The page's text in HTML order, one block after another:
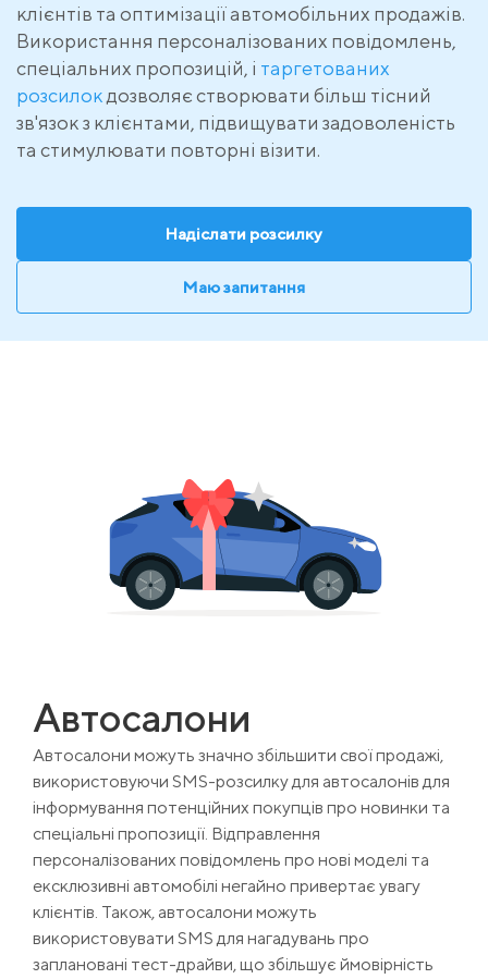
клієнтів та оптимізації автомобільних продажів.
Використання персоналізованих повідомлень,
спеціальних пропозицій, і таргетованих
розсилокдозволяє створювати більш тісний
зв'язок з клієнтами, підвищувати задоволеність
та стимулювати повторні візити.
Надіслати розсилку
Маю запитання
Автосалони
Автосалони можуть значно збільшити свої продажі,
використовуючи SMS-розсилку для автосалонів для
інформування потенційних покупців про новинки та
спеціальні пропозиції. Відправлення
персоналізованих повідомлень про нові моделі та
ексклюзивні автомобілі негайно привертає увагу
клієнтів. Також, автосалони можуть
використовувати SMS для нагадувань про
заплановані тест-драйви, що збільшує ймовірність